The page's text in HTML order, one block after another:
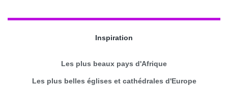
Inspiration
Les plus beaux pays d'Afrique
Les plus belles églises et cathédrales d'Europe